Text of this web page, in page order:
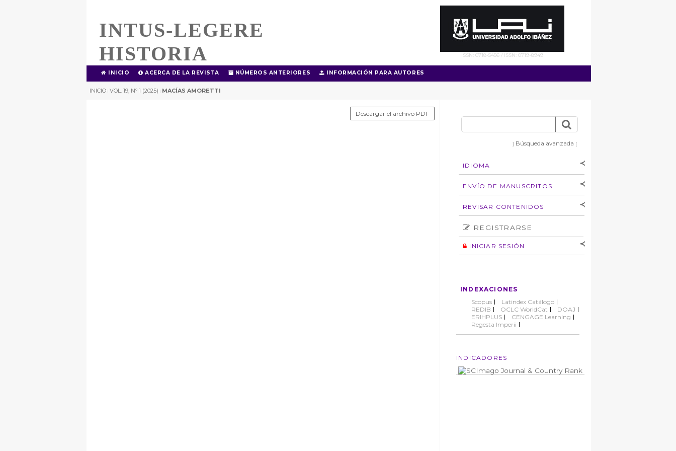
INTUS-LEGERE
HISTORIA
ISSN: 0718-5456 / ISSN: 0719-8949
INICIO ACERCA DE LA REVISTA NÚMEROS ANTERIORES INFORMACIÓN PARA AUTORES
INICIO | VOL. 19, Nº 1 (2025) | MACÍAS AMORETTI
] Búsqueda avanzada [
IDIOMA
[Español ] [English]
ENVÍO DE MANUSCRITOS
autores
Derechos de autoría
Normas éticas
REVISAR CONTENIDOS
Número
Autor
REGISTRARSE
INICIAR SESIÓN
INDEXACIONES
Scopus
Latindex Catálogo
REDIB
OCLC WorldCat
DOAJ
ERIHPLUS
CENGAGE Learning
Regesta Imperii
INDICADORES
Descargar el archivo PDF